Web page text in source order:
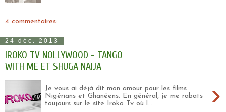
4 commentaires:
24 déc. 2013
IROKO TV NOLLYWOOD - TANGO
WITH ME ET SHUGA NAIJA
›
Je vous ai déjà dit mon amour pour les films
Nigérians et Ghanéens. En général, je me rabats
toujours sur le site Iroko Tv où l...